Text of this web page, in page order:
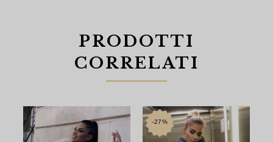
PRODOTTI
CORRELATI
-27%